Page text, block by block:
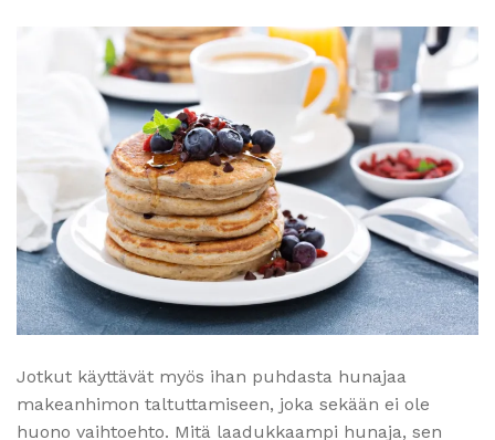
Jotkut käyttävät myös ihan puhdasta hunajaa
makeanhimon taltuttamiseen, joka sekään ei ole
huono vaihtoehto. Mitä laadukkaampi hunaja, sen